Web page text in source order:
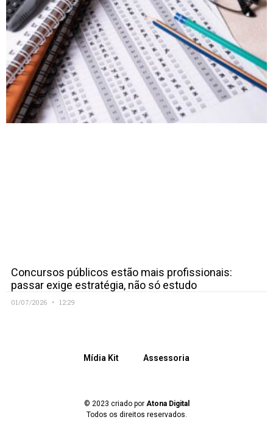
Concursos públicos estão mais profissionais:
passar exige estratégia, não só estudo
01/07/2026 12:29
Mídia Kit Assessoria
© 2023 criado por Atona Digital
Todos os direitos reservados.